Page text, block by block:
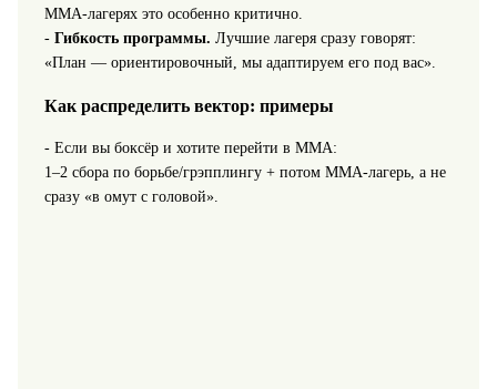
ММА‑лагерях это особенно критично.
- Гибкость программы. Лучшие лагеря сразу говорят:
«План — ориентировочный, мы адаптируем его под вас».
Как распределить вектор: примеры
- Если вы боксёр и хотите перейти в ММА:
1–2 сбора по борьбе/грэпплингу + потом ММА‑лагерь, а не
сразу «в омут с головой».